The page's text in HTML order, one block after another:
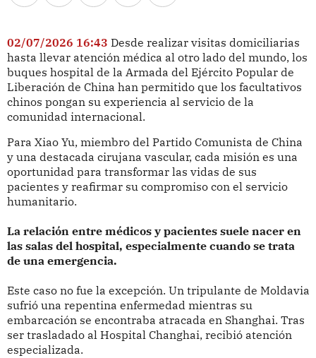
02/07/2026 16:43 Desde realizar visitas domiciliarias
hasta llevar atención médica al otro lado del mundo, los
buques hospital de la Armada del Ejército Popular de
Liberación de China han permitido que los facultativos
chinos pongan su experiencia al servicio de la
comunidad internacional.
Para Xiao Yu, miembro del Partido Comunista de China
y una destacada cirujana vascular, cada misión es una
oportunidad para transformar las vidas de sus
pacientes y reafirmar su compromiso con el servicio
humanitario.
La relación entre médicos y pacientes suele nacer en
las salas del hospital, especialmente cuando se trata
de una emergencia.
Este caso no fue la excepción. Un tripulante de Moldavia
sufrió una repentina enfermedad mientras su
embarcación se encontraba atracada en Shanghai. Tras
ser trasladado al Hospital Changhai, recibió atención
especializada.